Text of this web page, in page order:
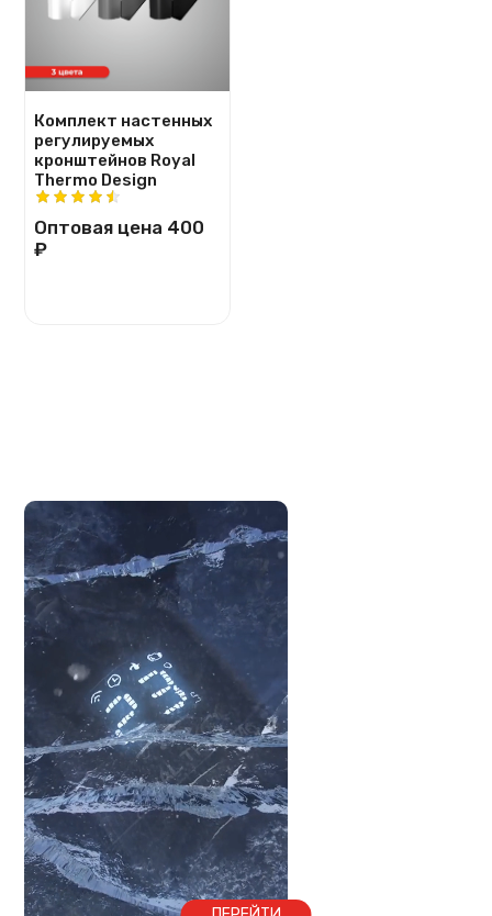
Комплект настенных
регулируемых
кронштейнов Royal
Thermo Design
Оптовая цена 400
₽